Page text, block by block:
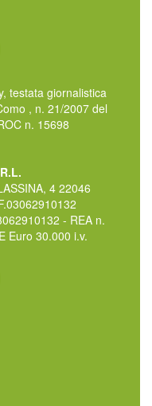
testata giornalistica
, n. 21/2007 del
n. 15698
4 22046
- REA n.
Euro 30.000 i.v.